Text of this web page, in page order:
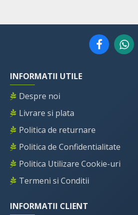
INFORMATII UTILE
Despre noi
Livrare si plata
Politica de returnare
Politica de Confidentialitate
Politica Utilizare Cookie-uri
Termeni si Conditii
INFORMATII CLIENT